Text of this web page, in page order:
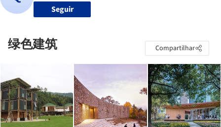
Seguir
绿色建筑 Compartilhar